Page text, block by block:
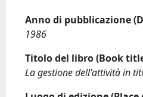
Anno di pubblicazione
1986
Titolo del libro (Book
La gestione dell'attività in